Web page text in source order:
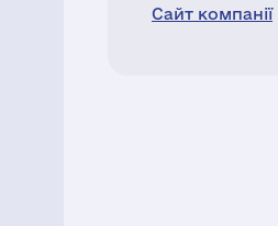
Сайт компанії